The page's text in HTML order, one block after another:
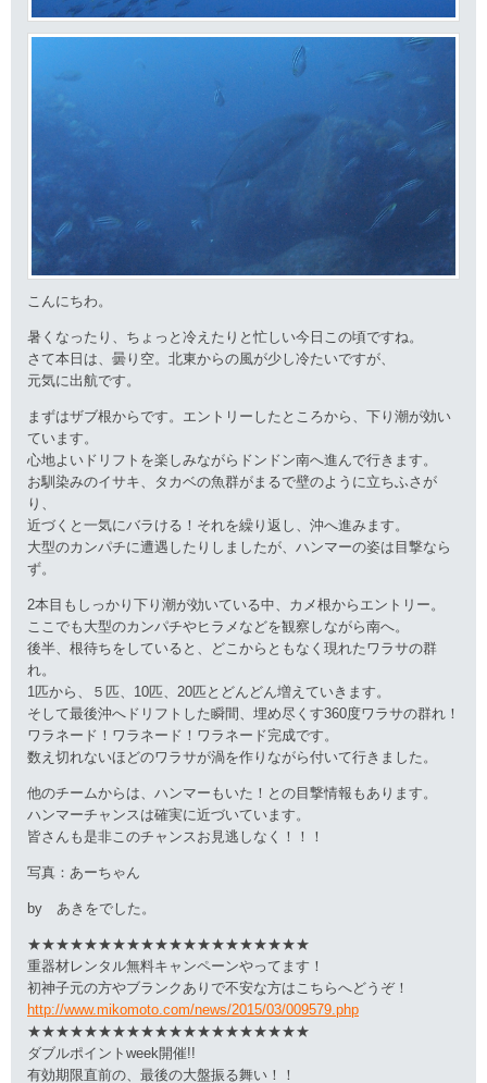
こんにちわ。
暑くなったり、ちょっと冷えたりと忙しい今日この頃ですね。
さて本日は、曇り空。北東からの風が少し冷たいですが、
元気に出航です。
まずはザブ根からです。エントリーしたところから、下り潮が効い
ています。
心地よいドリフトを楽しみながらドンドン南へ進んで行きます。
お馴染みのイサキ、タカベの魚群がまるで壁のように立ちふさが
り、
近づくと一気にバラける！それを繰り返し、沖へ進みます。
大型のカンパチに遭遇したりしましたが、ハンマーの姿は目撃なら
ず。
2本目もしっかり下り潮が効いている中、カメ根からエントリー。
ここでも大型のカンパチやヒラメなどを観察しながら南へ。
後半、根待ちをしていると、どこからともなく現れたワラサの群
れ。
1匹から、５匹、10匹、20匹とどんどん増えていきます。
そして最後沖へドリフトした瞬間、埋め尽くす360度ワラサの群れ！
ワラネード！ワラネード！ワラネード完成です。
数え切れないほどのワラサが渦を作りながら付いて行きました。
他のチームからは、ハンマーもいた！との目撃情報もあります。
ハンマーチャンスは確実に近づいています。
皆さんも是非このチャンスお見逃しなく！！！
写真：あーちゃん
by あきをでした。
★★★★★★★★★★★★★★★★★★★★
重器材レンタル無料キャンペーンやってます！
初神子元の方やブランクありで不安な方はこちらへどうぞ！
http://www.mikomoto.com/news/2015/03/009579.php
★★★★★★★★★★★★★★★★★★★★
ダブルポイントweek開催!!
有効期限直前の、最後の大盤振る舞い！！